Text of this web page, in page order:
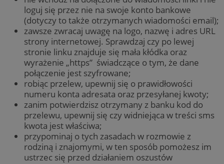
loguj się przez nie na swoje konto bankowe
(dotyczy to także otrzymanych wiadomości email);
zawsze zwracaj uwagę na logo, nazwę i adres URL
strony internetowej. Sprawdzaj czy po lewej
stronie linku znajduje się mała kłódka oraz
wyrażenie „https” świadczące o tym, że dane
połączenie jest szyfrowane;
robiąc przelew, upewnij się o prawidłowości
numeru konta adresata oraz przesyłanej kwoty;
zanim potwierdzisz otrzymany z banku kod do
przelewu, upewnij się czy widniejąca w treści sms
kwota jest właściwa;
przypominaj o tych zasadach w rozmowie z
rodziną i znajomymi, w ten sposób pomożesz im
ustrzec się przed działaniem oszustów